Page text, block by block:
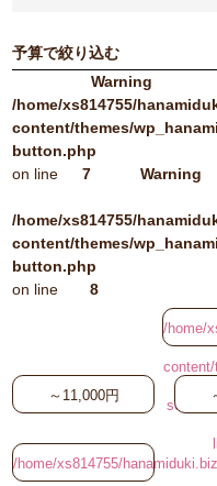
予算で絞り込む
Warning
/home/xs814755/
content/themes/
button.php
on line
7 Warning
/home/xs814755/
content/themes/
button.php
on line
8
/home/
search-
～11,000円
/home/xs814755/